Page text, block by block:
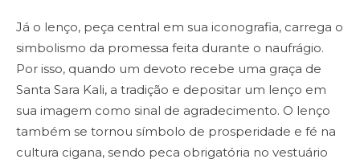
Já o lenço, peça central em sua iconografia, carrega o
simbolismo da promessa feita durante o naufrágio.
Por isso, quando um devoto recebe uma graça de
Santa Sara Kali, a tradição e depositar um lenço em
sua imagem como sinal de agradecimento. O lenço
também se tornou símbolo de prosperidade e fé na
cultura cigana, sendo peca obrigatória no vestuário